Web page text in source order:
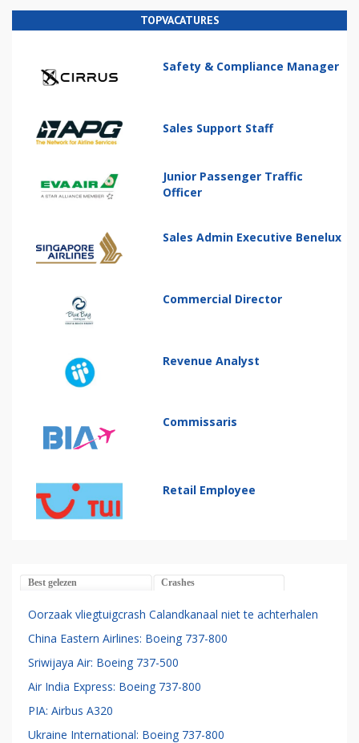
TOPVACATURES
Safety & Compliance Manager
Sales Support Staff
Junior Passenger Traffic
Officer
Sales Admin Executive Benelux
Commercial Director
Revenue Analyst
Commissaris
Retail Employee
Best gelezen Crashes
Oorzaak vliegtuigcrash Calandkanaal niet te achterhalen
China Eastern Airlines: Boeing 737-800
Sriwijaya Air: Boeing 737-500
Air India Express: Boeing 737-800
PIA: Airbus A320
Ukraine International: Boeing 737-800